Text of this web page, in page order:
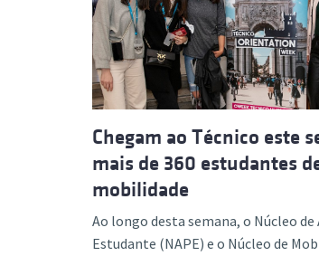
Chegam ao Técnico este
mais de 360 estudantes
mobilidade
Ao longo desta semana, o Núcleo de
Estudante (NAPE) e o Núcleo de